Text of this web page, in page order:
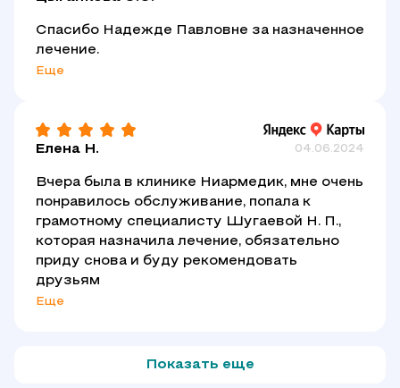
Спасибо Надежде Павловне за назначенное
лечение.
Еще
Елена Н. 04.06.2024
Вчера была в клинике Ниармедик, мне очень
понравилось обслуживание, попала к
грамотному специалисту Шугаевой Н. П.,
которая назначила лечение, обязательно
приду снова и буду рекомендовать
друзьям
Еще
Показать еще